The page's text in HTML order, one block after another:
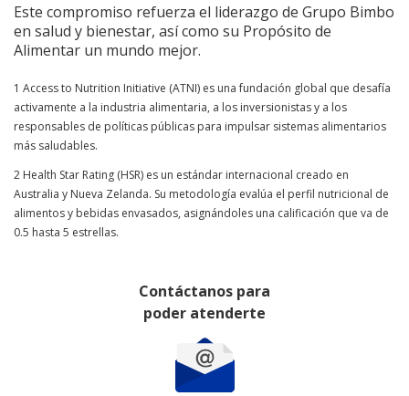
Este compromiso refuerza el liderazgo de Grupo Bimbo
en salud y bienestar, así como su Propósito de
Alimentar un mundo mejor.
1 Access to Nutrition Initiative (ATNI) es una fundación global que desafía
activamente a la industria alimentaria, a los inversionistas y a los
responsables de políticas públicas para impulsar sistemas alimentarios
más saludables.
2 Health Star Rating (HSR) es un estándar internacional creado en
Australia y Nueva Zelanda. Su metodología evalúa el perfil nutricional de
alimentos y bebidas envasados, asignándoles una calificación que va de
0.5 hasta 5 estrellas.
Contáctanos para
poder atenderte